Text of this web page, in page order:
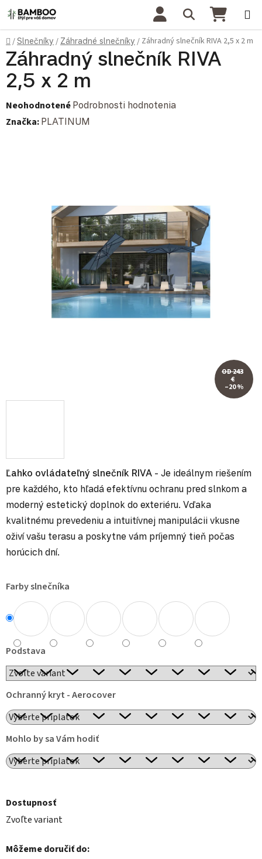
Prejsť na obsah Hľadať
Domov
/Slnečníky / Záhradné slnečníky / Záhradný slnečník RIVA 2,5 x 2 m
Ľahko ovládateľný slnečník RIVA - Je ideálnym riešením
pre každého, kto hľadá efektívnu ochranu pred slnkom a
moderný estetický doplnok do exteriéru. Vďaka
kvalitnému prevedeniu a intuitívnej manipulácii vkusne
oživí vašu terasu a poskytne vám príjemný tieň počas
horúcich dní.
Farby slnečníka
Podstava
Ochranný kryt - Aerocover
Mohlo by sa Vám hodiť
Dostupnosť
Zvoľte variant
Môžeme doručiť do:
Záhradný slnečník RIVA
2,5 x 2 m
Priemerné hodnotenie produktu je 0,0 z 5 hviezdičiek.
Neohodnotené Podrobnosti hodnotenia
Značka: PLATINUM
OD 243
€
–20 %